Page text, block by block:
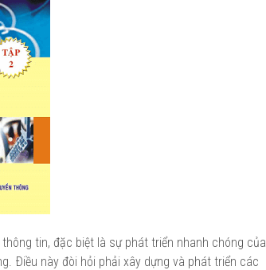
tin, đặc biệt là sự phát triển nhanh chóng của
Ðiều này đòi hỏi phải xây dựng và phát triển các